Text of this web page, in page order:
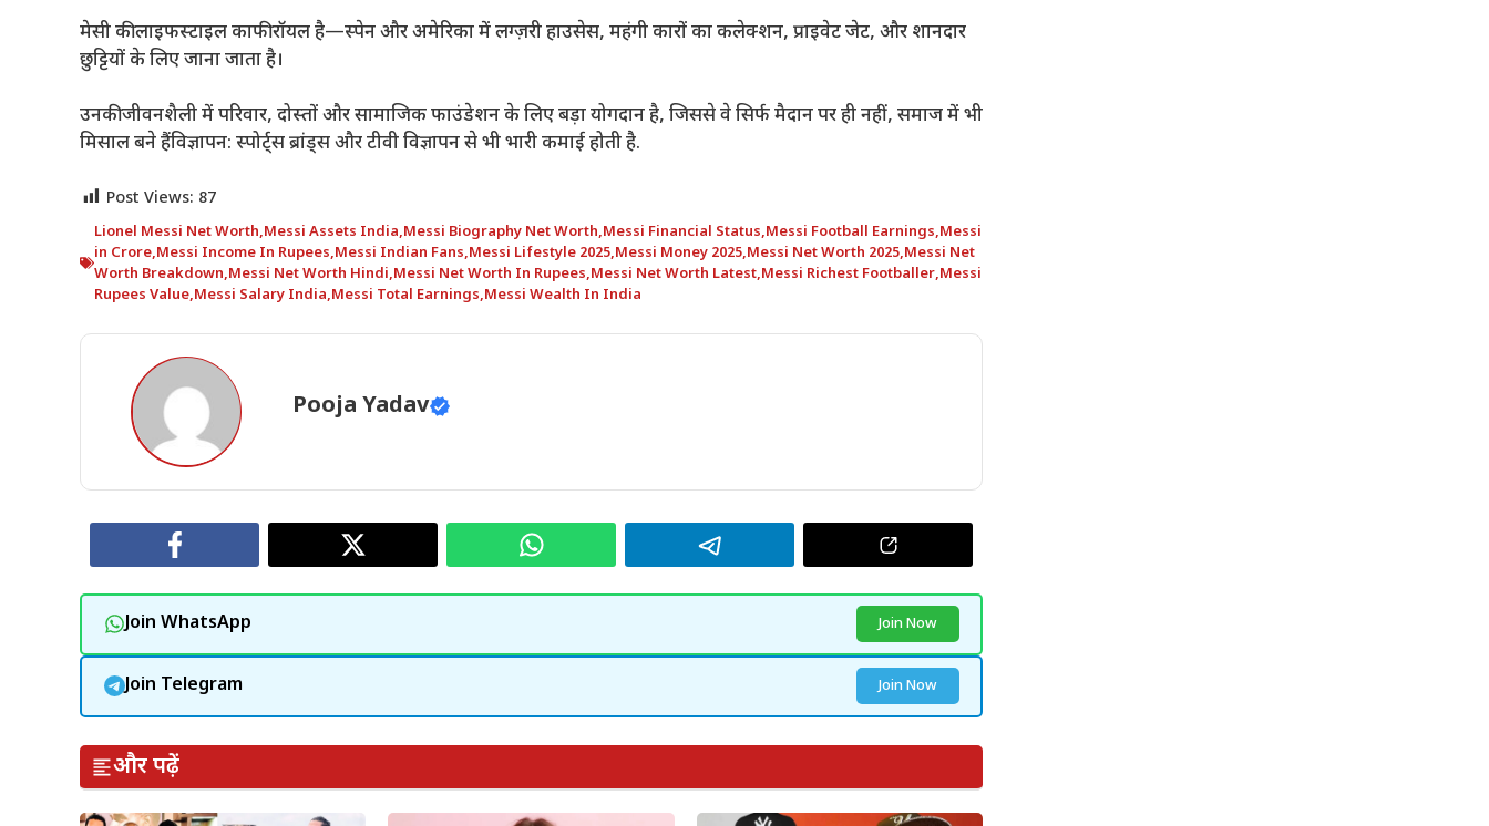
मेसी की लाइफस्टाइल काफी रॉयल है—स्पेन और अमेरिका में लग्ज़री हाउसेस, महंगी कारों का कलेक्शन, प्राइवेट जेट, और शानदार
छुट्टियों के लिए जाना जाता है।
उनकी जीवनशैली में परिवार, दोस्तों और सामाजिक फाउंडेशन के लिए बड़ा योगदान है, जिससे वे सिर्फ मैदान पर ही नहीं, समाज में भी
मिसाल बने हैंविज्ञापन: स्पोर्ट्स ब्रांड्स और टीवी विज्ञापन से भी भारी कमाई होती है.
Post Views: 87
Lionel Messi Net Worth,Messi Assets India,Messi Biography Net Worth,Messi Financial Status,Messi Football Earnings,Messi
in Crore,Messi Income In Rupees,Messi Indian Fans,Messi Lifestyle 2025,Messi Money 2025,Messi Net Worth 2025,Messi Net
Worth Breakdown,Messi Net Worth Hindi,Messi Net Worth In Rupees,Messi Net Worth Latest,Messi Richest Footballer,Messi
Rupees Value,Messi Salary India,Messi Total Earnings,Messi Wealth In India
Pooja Yadav
Join WhatsApp Join Now
Join Telegram Join Now
और पढ़ें